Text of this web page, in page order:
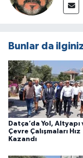
Bunlar da
Datça’da Yol, Altyapı
Çevre Çalışmaları Hız
Kazandı